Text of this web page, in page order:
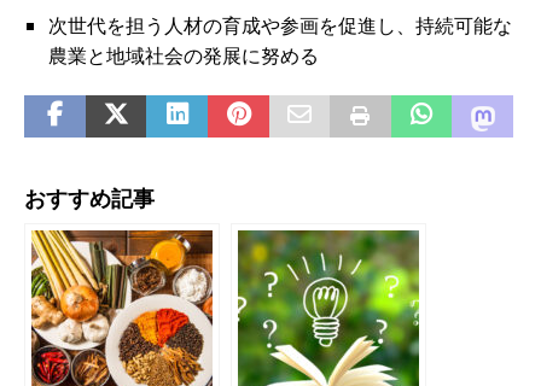
次世代を担う人材の育成や参画を促進し、持続可能な
農業と地域社会の発展に努める
おすすめ記事